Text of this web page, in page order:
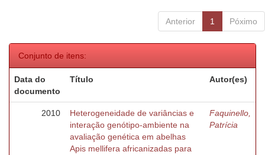
Anterior 1 Póximo
Conjunto de itens:
Data do
documento
Título Autor(es)
2010
Heterogeneidade de variâncias e
interação genótipo-ambiente na
avaliação genética em abelhas
Apis mellifera africanizadas para
Faquinello,
Patrícia